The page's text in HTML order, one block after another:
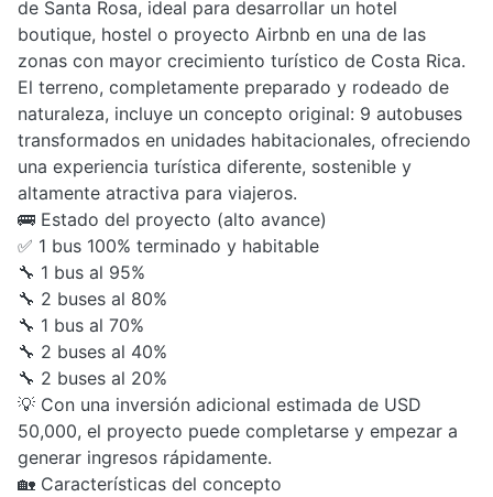
de Santa Rosa, ideal para desarrollar un hotel
boutique, hostel o proyecto Airbnb en una de las
zonas con mayor crecimiento turístico de Costa Rica.
El terreno, completamente preparado y rodeado de
naturaleza, incluye un concepto original: 9 autobuses
transformados en unidades habitacionales, ofreciendo
una experiencia turística diferente, sostenible y
altamente atractiva para viajeros.
🚌 Estado del proyecto (alto avance)
✅ 1 bus 100% terminado y habitable
🔧 1 bus al 95%
🔧 2 buses al 80%
🔧 1 bus al 70%
🔧 2 buses al 40%
🔧 2 buses al 20%
💡 Con una inversión adicional estimada de USD
50,000, el proyecto puede completarse y empezar a
generar ingresos rápidamente.
🏡 Características del concepto